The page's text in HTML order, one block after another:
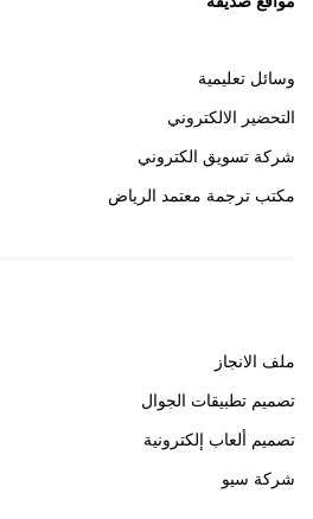
وسائل تعليمية
التحضير الالكتروني
شركة تسويق الكتروني
مكتب ترجمة معتمد الرياض
ملف الانجاز
تصميم تطبيقات الجوال
تصميم ألعاب إلكترونية
شركة سيو